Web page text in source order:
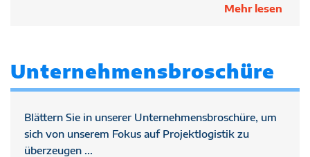
Mehr lesen
Unternehmensbroschüre
Blättern Sie in unserer Unternehmensbroschüre, um
sich von unserem Fokus auf Projektlogistik zu
überzeugen ...